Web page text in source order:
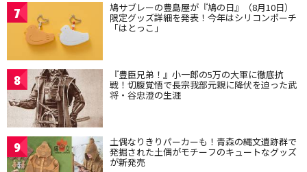
7 鳩サブレーの豊島屋が『鳩の日』（8月10日）
限定グッズ詳細を発表！今年はシリコンポーチ
「はとっこ」
8 『豊臣兄弟！』小一郎の5万の大軍に徹底抗
戦！切腹覚悟で長宗我部元親に降伏を迫った武
将・谷忠澄の生涯
9 土偶なりきりパーカーも！青森の縄文遺跡群で
発掘された土偶がモチーフのキュートなグッズ
が新発売